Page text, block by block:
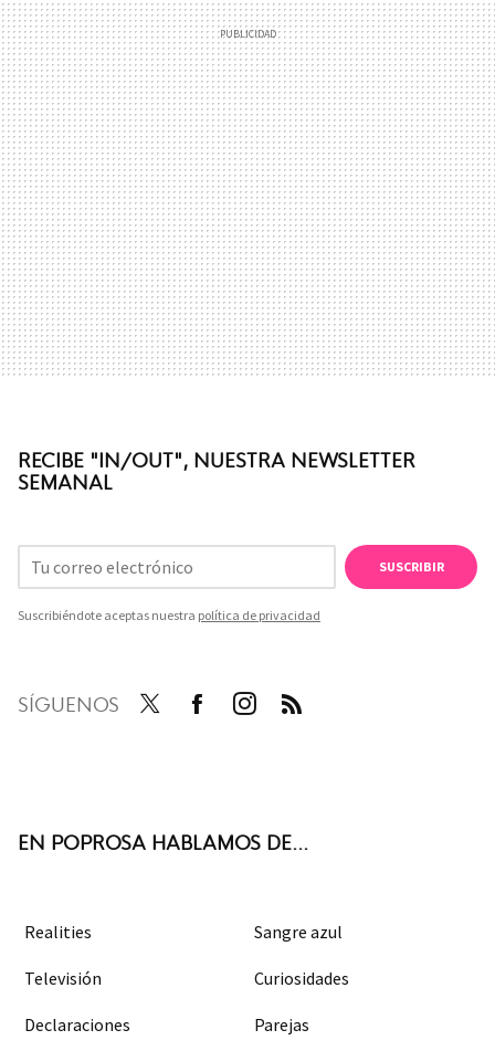
RECIBE "IN/OUT", NUESTRA NEWSLETTER
SEMANAL
SUSCRIBIR
Suscribiéndote aceptas nuestra política de privacidad
SÍGUENOS
EN POPROSA HABLAMOS DE...
Realities Sangre azul
Televisión Curiosidades
Declaraciones Parejas